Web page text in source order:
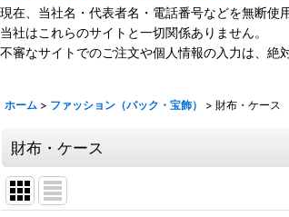
現在、当社名・代表者名・電話番号などを無断使
当社はこれらのサイトと一切関係ありません。
不審なサイトでのご注文や個人情報の入力は、絶
ホーム > ファッション（バック・宝飾） > 財布・ケース
財布・ケース